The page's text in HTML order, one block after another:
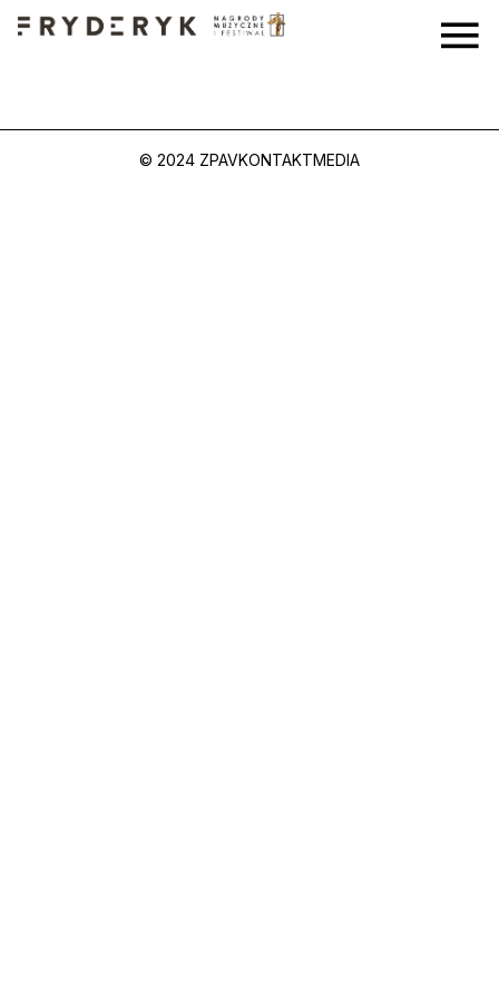
© 2024 ZPAVKONTAKTMEDIA